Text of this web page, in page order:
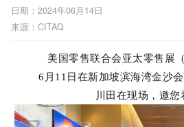
日期：2024年06月14日
来源：CITAQ
美国零售联合会亚太零售展
6月11日在新加坡滨海湾金沙
川田在现场，邀您